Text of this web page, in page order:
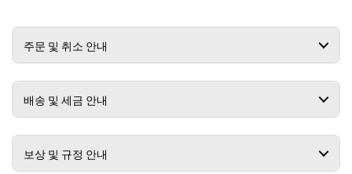
주문 및 취소 안내
배송 및 세금 안내
보상 및 규정 안내